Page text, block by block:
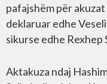
pafajshëm për
deklaruar edhe
sikurse edhe Rexhep
Aktakuza ndaj